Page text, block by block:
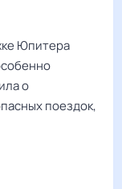
Юпитера
о
поездок,